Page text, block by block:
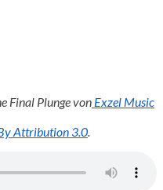
Final Plunge von Exzel Music
Attribution 3.0